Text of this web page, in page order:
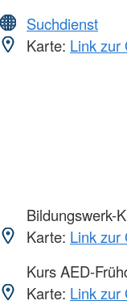
Suchdienst
Karte: Link zur
Bildungswerk-
Karte: Link zur
Kurs AED-
Karte: Link zur